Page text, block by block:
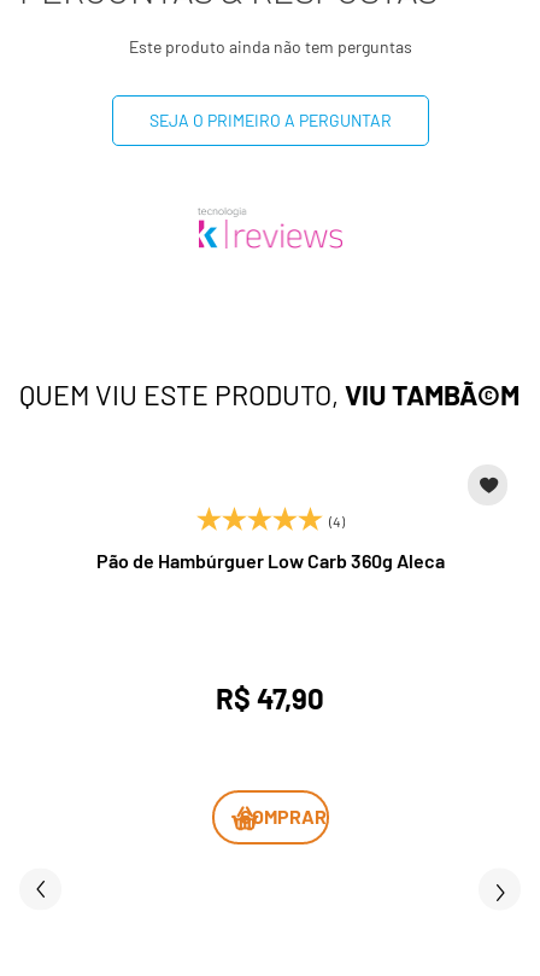
Este produto ainda não tem perguntas
SEJA O PRIMEIRO A PERGUNTAR
QUEM VIU ESTE PRODUTO, VIU TAMBÃ©M
(4)
Pão de Hambúrguer Low Carb 360g Aleca
R$ 47,90
COMPRAR